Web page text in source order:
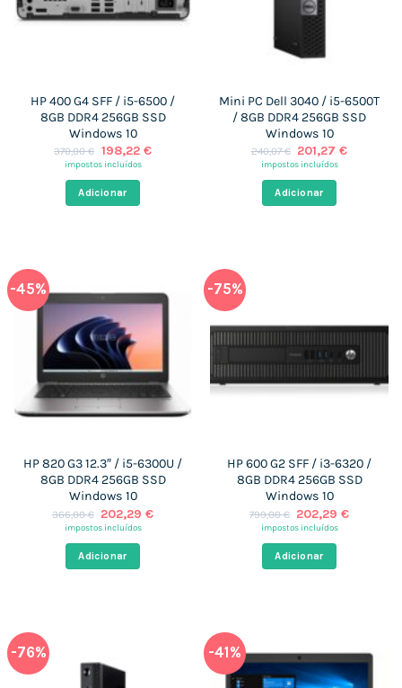
HP 400 G4 SFF / i5-6500 /
8GB DDR4 256GB SSD
Windows 10
370,00€ O
preço
era:
370,00 €.
198,22 €O
impostos incluídos
Adicionar
Mini PC Dell 3040 / i5-6500T
/ 8GB DDR4 256GB SSD
Windows 10
240,07€ O
preço
era:
240,07 €.
201,27€O
impostos incluídos
Adicionar
-45%
HP 820 G3 12.3″ / i5-6300U /
8GB DDR4 256GB SSD
Windows 10
366,00€ O
preço
era:
366,00 €.
202,29€O
impostos incluídos
Adicionar
-75%
HP 600 G2 SFF / i3-6320 /
8GB DDR4 256GB SSD
Windows 10
799,00€ O
preço
era:
799,00 €.
202,29€O
impostos incluídos
Adicionar
-76% -41%